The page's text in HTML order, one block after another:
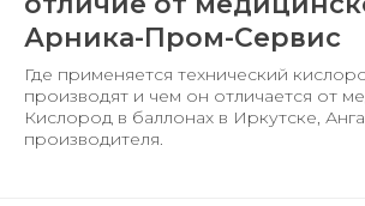
Арника-Пром-Сервис
Где применяется технический
производят и чем он отличается от
Кислород в баллонах в Иркутске,
производителя.